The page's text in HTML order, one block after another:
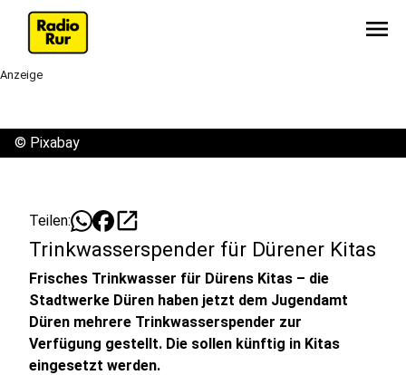
menu
Anzeige
© Pixabay
Teilen: open_in_new
Trinkwasserspender für Dürener Kitas
Frisches Trinkwasser für Dürens Kitas – die
Stadtwerke Düren haben jetzt dem Jugendamt
Düren mehrere Trinkwasserspender zur
Verfügung gestellt. Die sollen künftig in Kitas
eingesetzt werden.